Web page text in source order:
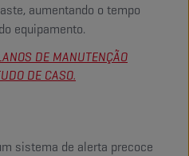
aumentando o tempo
equipamento.
DE MANUTENÇÃO
DE CASO.
sistema de alerta precoce